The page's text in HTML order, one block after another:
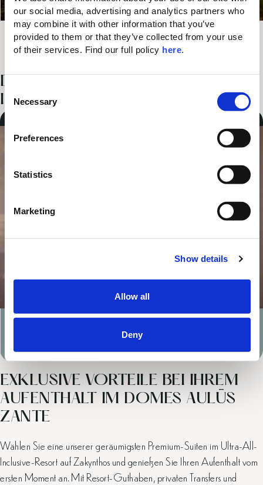
our social media, advertising and analytics partners who
may combine it with other information that you’ve
provided to them or that they’ve collected from your use
of their services. Find our full policy here
C
l
Necessary
Preferences
Statistics
Marketing
Show details
Allow all
Deny
Valid Until
31/08/2026
BIS ZU
20 %
RABATT
DAS KÖNNTE SIE AUCH
INTERESSIEREN ...
EXKLUSIVE VORTEILE BEI IHREM
AUFENTHALT IM DOMES AULŪS
ZANTE
Wählen Sie eine unserer geräumigsten Premium-Suiten im Ultra-All-
Inclusive-Resort auf Zakynthos und genießen Sie Ihren Aufenthalt vom
ersten Moment an. Mit Resort-Guthaben, privaten Transfers und
Gültig bis: Gesamte Saison 2026